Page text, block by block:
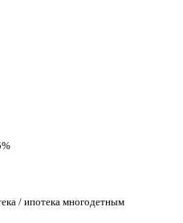
/ ипотека многодетным